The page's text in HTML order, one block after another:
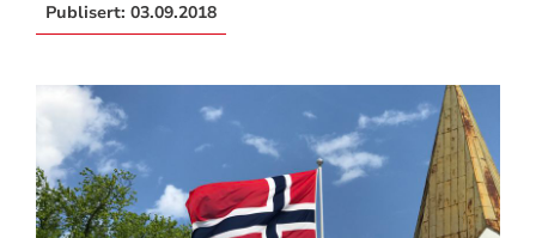
Publisert: 03.09.2018